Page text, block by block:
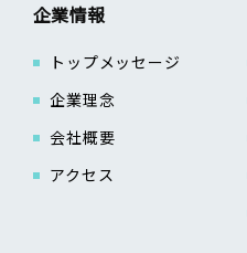
企業情報
トップメッセージ
企業理念
会社概要
アクセス